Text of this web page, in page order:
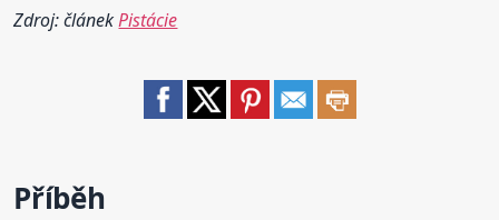
Zdroj: článekPistácie
Příběh